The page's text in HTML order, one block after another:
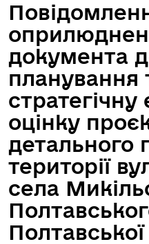
документа
планування
стратегічну
оцінку
детального
території
села
Полтавської